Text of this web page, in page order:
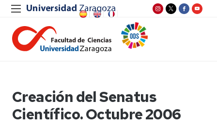
Creación del Senatus
Científico. Octubre 2006